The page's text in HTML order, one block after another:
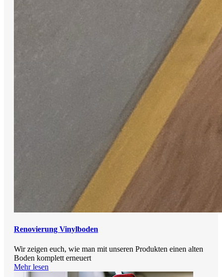
Renovierung Vinylboden
Wir zeigen euch, wie man mit unseren Produkten einen alten
Boden komplett erneuert
Mehr lesen